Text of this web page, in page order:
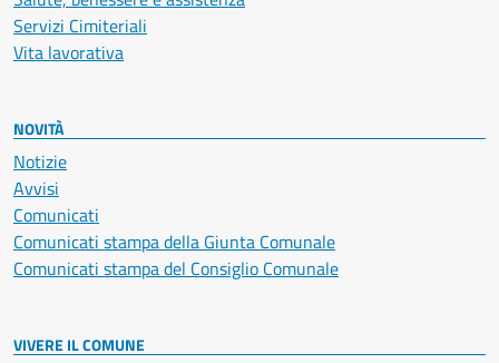
Servizi Cimiteriali
Vita lavorativa
NOVITÀ
Notizie
Avvisi
Comunicati
Comunicati stampa della Giunta Comunale
Comunicati stampa del Consiglio Comunale
VIVERE IL COMUNE